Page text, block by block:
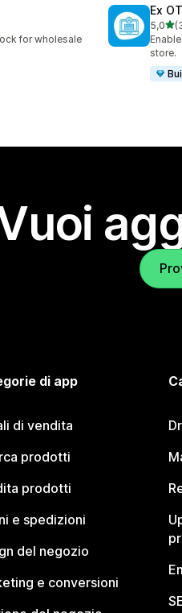
for wholesale
Ex
5,0
38
store.
di app
di vendita
prodotti
prodotti
e spedizioni
del negozio
e conversioni